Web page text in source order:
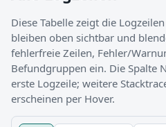
Diese Tabelle zeigt die
bleiben oben sichtbar und
fehlerfreie Zeilen, Fehler/
Befundgruppen ein. Die Spalte
erste Logzeile; weitere
erscheinen per Hover.